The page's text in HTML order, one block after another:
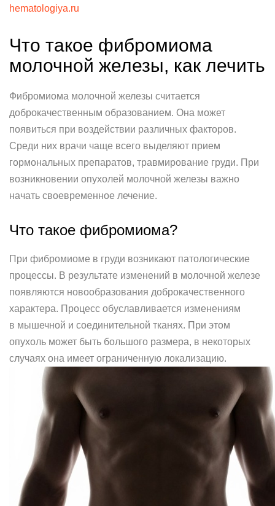
hematologiya.ru
Что такое фибромиома
молочной железы, как лечить
Фибромиома молочной железы считается
доброкачественным образованием. Она может
появиться при воздействии различных факторов.
Среди них врачи чаще всего выделяют прием
гормональных препаратов, травмирование груди. При
возникновении опухолей молочной железы важно
начать своевременное лечение.
Что такое фибромиома?
При фибромиоме в груди возникают патологические
процессы. В результате изменений в молочной железе
появляются новообразования доброкачественного
характера. Процесс обуславливается изменениям
в мышечной и соединительной тканях. При этом
опухоль может быть большого размера, в некоторых
случаях она имеет ограниченную локализацию.